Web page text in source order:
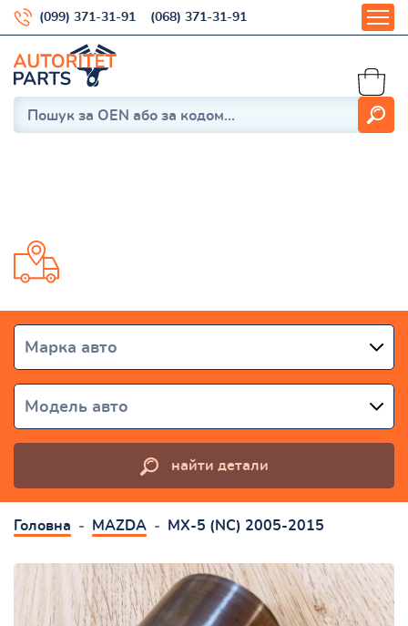
(099) 371-31-91 (068) 371-31-91
Марка авто
Модель авто
найти детали
Головна MAZDA MX-5 (NC) 2005-2015